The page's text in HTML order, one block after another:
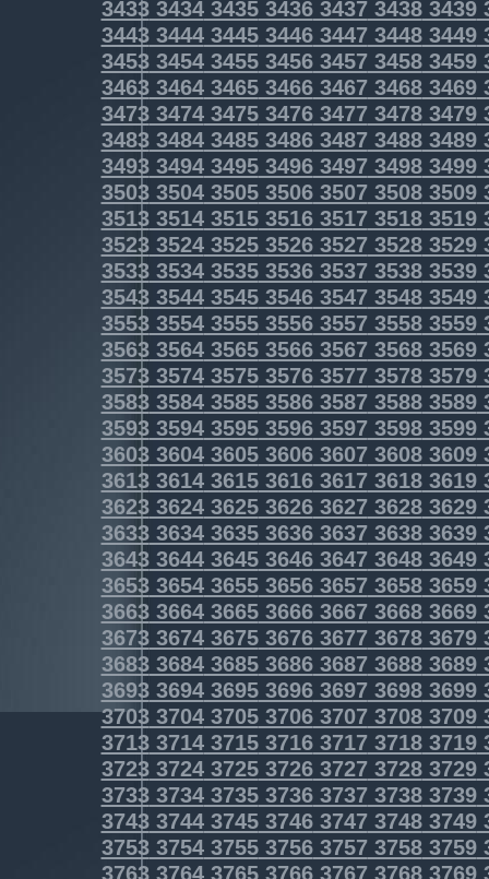
3433343434353436343734383439
3443344434453446344734483449
3453345434553456345734583459
3463346434653466346734683469
3473347434753476347734783479
3483348434853486348734883489
3493349434953496349734983499
3503350435053506350735083509
3513351435153516351735183519
3523352435253526352735283529
3533353435353536353735383539
3543354435453546354735483549
3553355435553556355735583559
3563356435653566356735683569
3573357435753576357735783579
3583358435853586358735883589
3593359435953596359735983599
3603360436053606360736083609
3613361436153616361736183619
3623362436253626362736283629
3633363436353636363736383639
3643364436453646364736483649
3653365436553656365736583659
3663366436653666366736683669
3673367436753676367736783679
3683368436853686368736883689
3693369436953696369736983699
3703370437053706370737083709
3713371437153716371737183719
3723372437253726372737283729
3733373437353736373737383739
3743374437453746374737483749
3753375437553756375737583759
3763376437653766376737683769